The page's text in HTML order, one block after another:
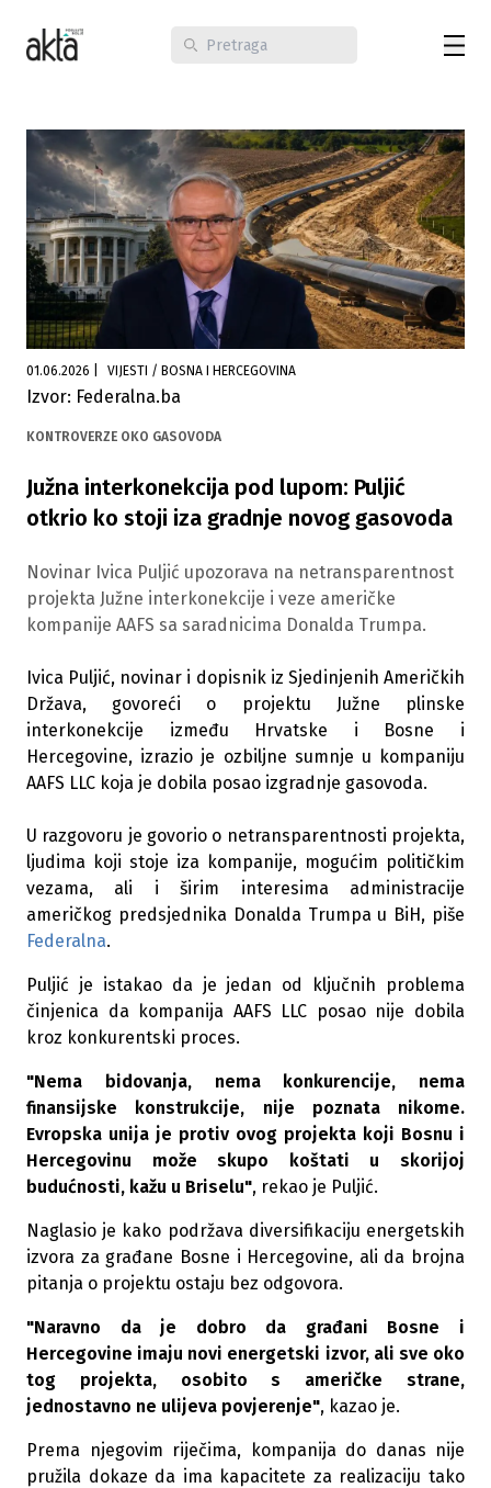
01.06.2026 VIJESTI / BOSNA I HERCEGOVINA
Izvor: Federalna.ba
KONTROVERZE OKO GASOVODA
Južna interkonekcija pod lupom: Puljić
otkrio ko stoji iza gradnje novog gasovoda
Novinar Ivica Puljić upozorava na netransparentnost
projekta Južne interkonekcije i veze američke
kompanije AAFS sa saradnicima Donalda Trumpa.
Ivica Puljić, novinar i dopisnik iz Sjedinjenih Američkih
Država, govoreći o projektu Južne plinske
interkonekcije između Hrvatske i Bosne i
Hercegovine, izrazio je ozbiljne sumnje u kompaniju
AAFS LLC koja je dobila posao izgradnje gasovoda.
U razgovoru je govorio o netransparentnosti projekta,
ljudima koji stoje iza kompanije, mogućim političkim
vezama, ali i širim interesima administracije
američkog predsjednika Donalda Trumpa u BiH, piše
Federalna.
Puljić je istakao da je jedan od ključnih problema
činjenica da kompanija AAFS LLC posao nije dobila
kroz konkurentski proces.
"Nema bidovanja, nema konkurencije, nema
finansijske konstrukcije, nije poznata nikome.
Evropska unija je protiv ovog projekta koji Bosnu i
Hercegovinu može skupo koštati u skorijoj
budućnosti, kažu u Briselu", rekao je Puljić.
Naglasio je kako podržava diversifikaciju energetskih
izvora za građane Bosne i Hercegovine, ali da brojna
pitanja o projektu ostaju bez odgovora.
"Naravno da je dobro da građani Bosne i
Hercegovine imaju novi energetski izvor, ali sve oko
tog projekta, osobito s američke strane,
jednostavno ne ulijeva povjerenje", kazao je.
Prema njegovim riječima, kompanija do danas nije
pružila dokaze da ima kapacitete za realizaciju tako